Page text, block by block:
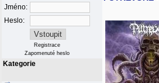
Jméno:
Heslo:
Registrace
Zapomenuté heslo
Kategorie